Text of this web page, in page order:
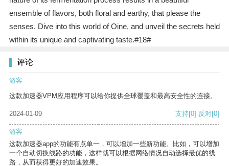
ensemble of flavors, both floral and earthy, that please the
senses. Dive into this world of Oine, and unveil the secrets held
within its unique and captivating taste.#18#
评论
游客
这款加速器VPM应用程序可以给你提供全球覆盖和最高安全性的连接。
2024-01-09 支持[0] 反对[0]
游客
这款加速器app的功能有点单一，可以增加一些新功能。比如，可以增加
一个自动切换线路的功能，这样就可以根据网络情况自动选择最优的线
路，从而获得更好的加速效果。